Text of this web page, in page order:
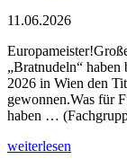
11.06.2026
„Bratnudeln“
2026 in Wien den
gewonnen.Was für
haben …
weiterlesen